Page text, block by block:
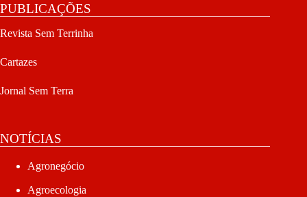
PUBLICAÇÕES
Revista Sem Terrinha
Cartazes
Jornal Sem Terra
NOTÍCIAS
Agronegócio
Agroecologia